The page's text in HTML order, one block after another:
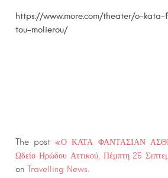
https://www.more.com/theater/o-
tou-molierou/
The post«Ο ΚΑΤΑ ΦΑΝΤΑΣΙΑΝ
Ωδείο Ηρώδου Αττικού, Πέμπτη 26
on Travelling News